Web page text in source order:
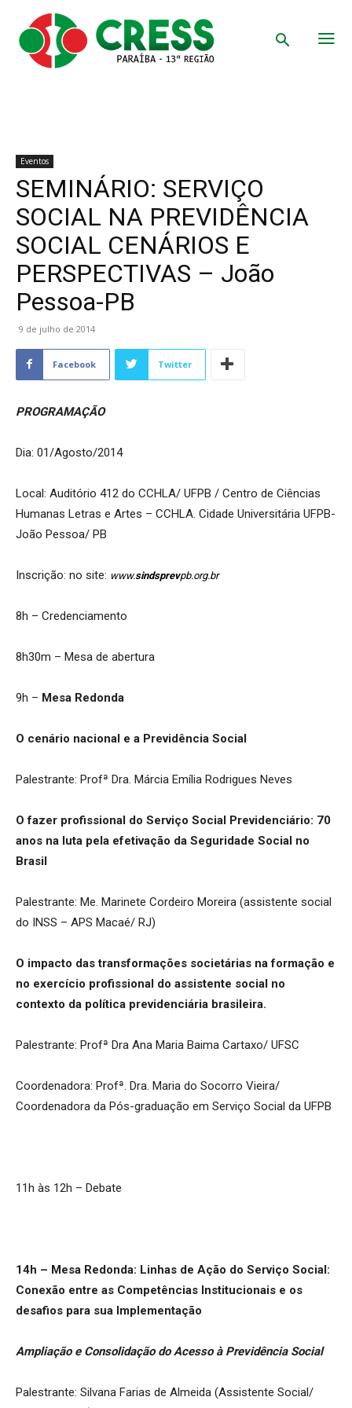
Eventos
SEMINÁRIO: SERVIÇO
SOCIAL NA PREVIDÊNCIA
SOCIAL CENÁRIOS E
PERSPECTIVAS – João
Pessoa-PB
9 de julho de 2014
Facebook Twitter
PROGRAMAÇÃO
Dia: 01/Agosto/2014
Local: Auditório 412 do CCHLA/ UFPB / Centro de Ciências
Humanas Letras e Artes – CCHLA. Cidade Universitária UFPB-
João Pessoa/ PB
Inscrição: no site: www.sindsprevpb.org.br
8h – Credenciamento
8h30m – Mesa de abertura
9h – Mesa Redonda
O cenário nacional e a Previdência Social
Palestrante: Profª Dra. Márcia Emília Rodrigues Neves
O fazer profissional do Serviço Social Previdenciário: 70
anos na luta pela efetivação da Seguridade Social no
Brasil
Palestrante: Me. Marinete Cordeiro Moreira (assistente social
do INSS – APS Macaé/ RJ)
O impacto das transformações societárias na formação e
no exercício profissional do assistente social no
contexto da política previdenciária brasileira.
Palestrante: Profª Dra Ana Maria Baima Cartaxo/ UFSC
Coordenadora: Profª. Dra. Maria do Socorro Vieira/
Coordenadora da Pós-graduação em Serviço Social da UFPB
11h às 12h – Debate
14h – Mesa Redonda: Linhas de Ação do Serviço Social:
Conexão entre as Competências Institucionais e os
desafios para sua Implementação
Ampliação e Consolidação do Acesso à Previdência Social
Palestrante: Silvana Farias de Almeida (Assistente Social/